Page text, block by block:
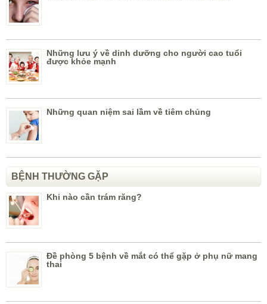
Những lưu ý về dinh dưỡng cho người cao tuổi
được khỏe mạnh
Những quan niệm sai lầm về tiêm chủng
BỆNH THƯỜNG GẶP
Khi nào cần trám răng?
Đề phòng 5 bệnh về mắt có thể gặp ở phụ nữ mang
thai